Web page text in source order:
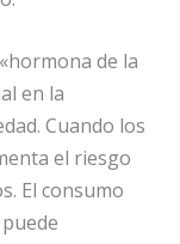
de la
en la
Cuando los
el riesgo
El consumo